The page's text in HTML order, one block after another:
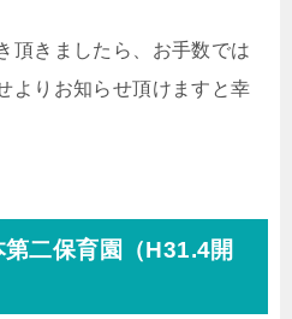
頂きましたら、お手数では
よりお知らせ頂けますと幸
第二保育園（H31.4開